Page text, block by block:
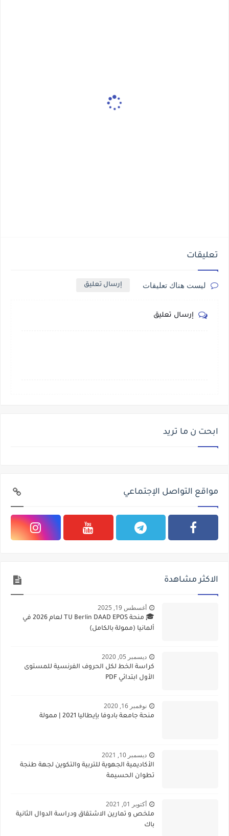
تعليقات
ليست هناك تعليقات إرسال تعليق
إرسال تعليق
ابحت ن ما تريد
مواقع التواصل الإجتماعي
الاكثر مشاهدة
أغسطس 19, 2025
🎓 منحة TU Berlin DAAD EPOS لعام 2026 في
ألمانيا (ممولة بالكامل)
ديسمبر 05, 2020
كراسة الخط لكل الحروف الفرنسية للمستوى
الأول ابتدائي PDF
نوفمبر 16, 2020
منحة جامعة بادوفا بإيطاليا 2021 | ممولة
ديسمبر 10, 2021
الأكاديمية الجهوية للتربية والتكوين لجهة طنجة
تطوان الحسيمة
أكتوبر 01, 2021
ملخص و تمارين الاشتقاق ودراسة الدوال الثانية
باك